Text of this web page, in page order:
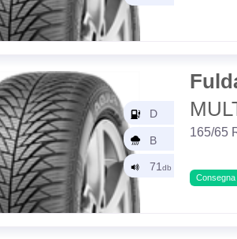
165/65